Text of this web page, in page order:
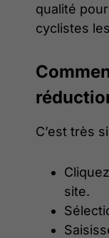
qualité
cyclistes
C’est très
site.